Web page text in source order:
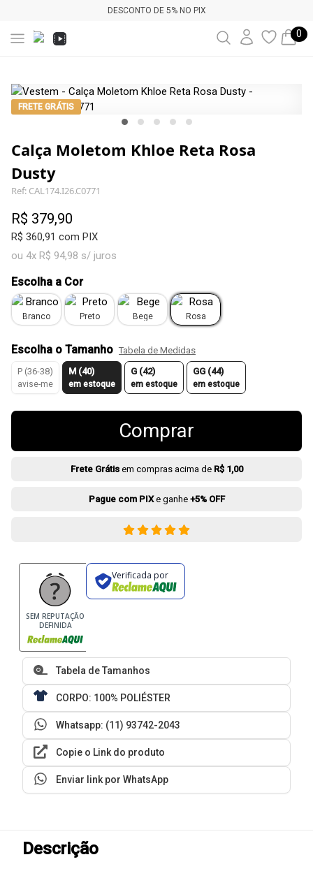
DESCONTO DE 5% NO PIX
0
FRETE GRÁTIS
Calça Moletom Khloe Reta Rosa
Dusty
Ref: CAL174.I26.C0771
R$ 379,90
R$ 360,91 com PIX
ou 4x R$ 94,98 s/ juros
Escolha a Cor
Branco Preto Bege Rosa
Escolha o Tamanho Tabela de Medidas
P (36-38)
avise-me
M (40)
em estoque
G (42)
em estoque
GG (44)
em estoque
Comprar
Frete Grátisem compras acima de R$ 1,00
Pague com PIXe ganhe +5% OFF
SEM REPUTAÇÃO
DEFINIDA
Verificada por
Tabela de Tamanhos
CORPO: 100% POLIÉSTER
Whatsapp: (11) 93742-2043
Copie o Link do produto
Enviar link por WhatsApp
Descrição